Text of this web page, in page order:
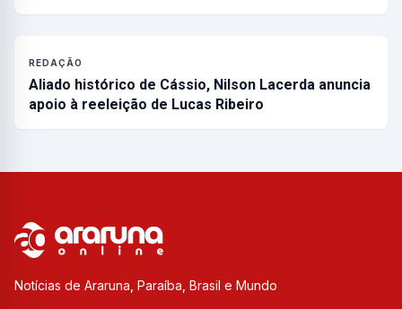
REDAÇÃO
Aliado histórico de Cássio, Nilson Lacerda anuncia
apoio à reeleição de Lucas Ribeiro
Notícias de Araruna, Paraíba, Brasil e Mundo